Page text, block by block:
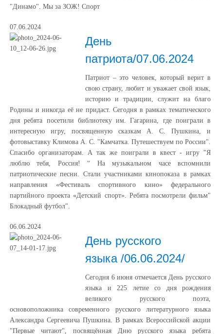
"Динамо". Мы за ЗОЖ! Спорт
07.06.2024
День
патриота/07.06.2024
Патриот – это человек, который верит в
свою страну, любит и уважает свой язык,
историю и традиции, служит на благо
Родины и никогда её не придаст. Сегодня в рамках тематического
дня ребята посетили библиотеку им. Гагарина, где поиграли в
интересную игру, посвященную сказкам А. С. Пушкина, и
фотовыставку Климова А. С. "Камчатка. Путешествуем по России".
Спасибо организаторам. А так же поиграли в квест - игру "Я
люблю тебя, Россия! “ На музыкальном часе вспомнили
патриотические песни. Стали участниками кинопоказа в рамках
направления «Фестиваль спортивного кино» федерального
партийного проекта «Детский спорт». Ребята посмотрели фильм"
Блокадный футбол".
06.06.2024
День русского
языка /06.06.2024/
Сегодня 6 июня отмечается День русского
языка и 225 летие со дня рождения
великого русского поэта,
основоположника современного русского литературного языка
Александра Сергеевича Пушкина. В рамках Всероссийской акции
"Первые читают", посвящённая Дню русского языка ребята